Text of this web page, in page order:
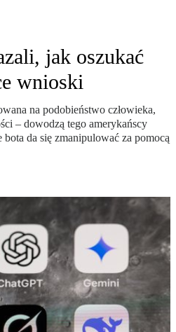
jak oszukać
wnioski
na podobieństwo człowieka,
– dowodzą tego amerykańscy
da się zmanipulować za pomocą